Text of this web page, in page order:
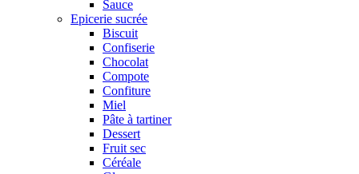
Sauce
Epicerie sucrée
Biscuit
Confiserie
Chocolat
Compote
Confiture
Miel
Pâte à tartiner
Dessert
Fruit sec
Céréale